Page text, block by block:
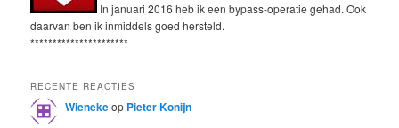
In januari 2016 heb ik een bypass-operatie gehad. Ook
daarvan ben ik inmiddels goed hersteld.
**********************
RECENTE REACTIES
Wienekeop Pieter Konijn